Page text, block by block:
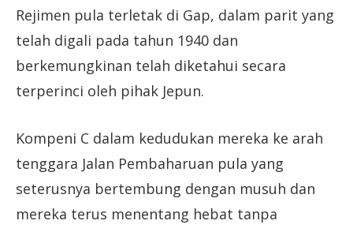
Rejimen pula terletak di Gap, dalam parit yang
telah digali pada tahun 1940 dan
berkemungkinan telah diketahui secara
terperinci oleh pihak Jepun.
Kompeni C dalam kedudukan mereka ke arah
tenggara Jalan Pembaharuan pula yang
seterusnya bertembung dengan musuh dan
mereka terus menentang hebat tanpa